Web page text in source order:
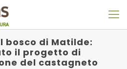
bosco di Matilde:
il progetto di
del castagneto